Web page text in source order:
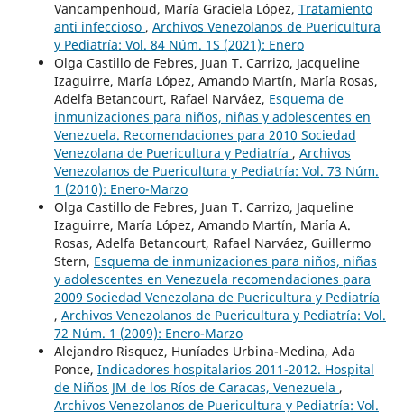
Vancampenhoud, María Graciela López, Tratamiento
anti infeccioso , Archivos Venezolanos de Puericultura
y Pediatría: Vol. 84 Núm. 1S (2021): Enero
Olga Castillo de Febres, Juan T. Carrizo, Jacqueline
Izaguirre, María López, Amando Martín, María Rosas,
Adelfa Betancourt, Rafael Narváez, Esquema de
inmunizaciones para niños, niñas y adolescentes en
Venezuela. Recomendaciones para 2010 Sociedad
Venezolana de Puericultura y Pediatría , Archivos
Venezolanos de Puericultura y Pediatría: Vol. 73 Núm.
1 (2010): Enero-Marzo
Olga Castillo de Febres, Juan T. Carrizo, Jaqueline
Izaguirre, María López, Amando Martín, María A.
Rosas, Adelfa Betancourt, Rafael Narváez, Guillermo
Stern, Esquema de inmunizaciones para niños, niñas
y adolescentes en Venezuela recomendaciones para
2009 Sociedad Venezolana de Puericultura y Pediatría
, Archivos Venezolanos de Puericultura y Pediatría: Vol.
72 Núm. 1 (2009): Enero-Marzo
Alejandro Risquez, Huníades Urbina-Medina, Ada
Ponce, Indicadores hospitalarios 2011-2012. Hospital
de Niños JM de los Ríos de Caracas, Venezuela ,
Archivos Venezolanos de Puericultura y Pediatría: Vol.